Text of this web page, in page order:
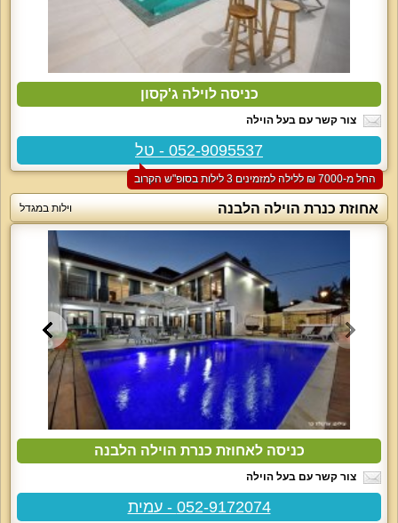
כניסה לוילה ג'קסון
צור קשר עם בעל הוילה
052-9095537 - טל
החל מ-‏7000 ₪ ללילה למזמינים 3 לילות בסופ"ש הקרוב
אחוזת כנרת הוילה הלבנה וילות במגדל
כניסה לאחוזת כנרת הוילה הלבנה
צור קשר עם בעל הוילה
052-9172074 - עמית